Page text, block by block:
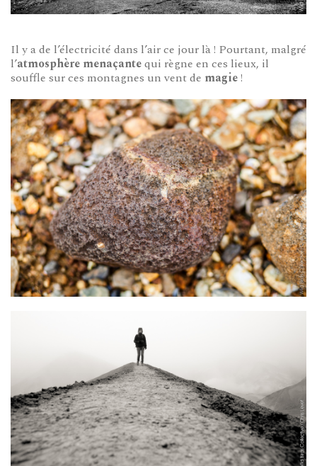
Il y a de l’électricité dans l’air ce jour là ! Pourtant, malgré
l’atmosphère menaçantequi règne en ces lieux, il
souffle sur ces montagnes un vent de magie!